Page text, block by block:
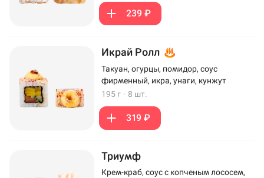
239 ₽
Икрай Ролл
Такуан, огурцы, помидор, соус
фирменный, икра, унаги, кунжут
195 г · 8 шт.
319 ₽
Триумф
Крем-краб, соус с копченым лососем,